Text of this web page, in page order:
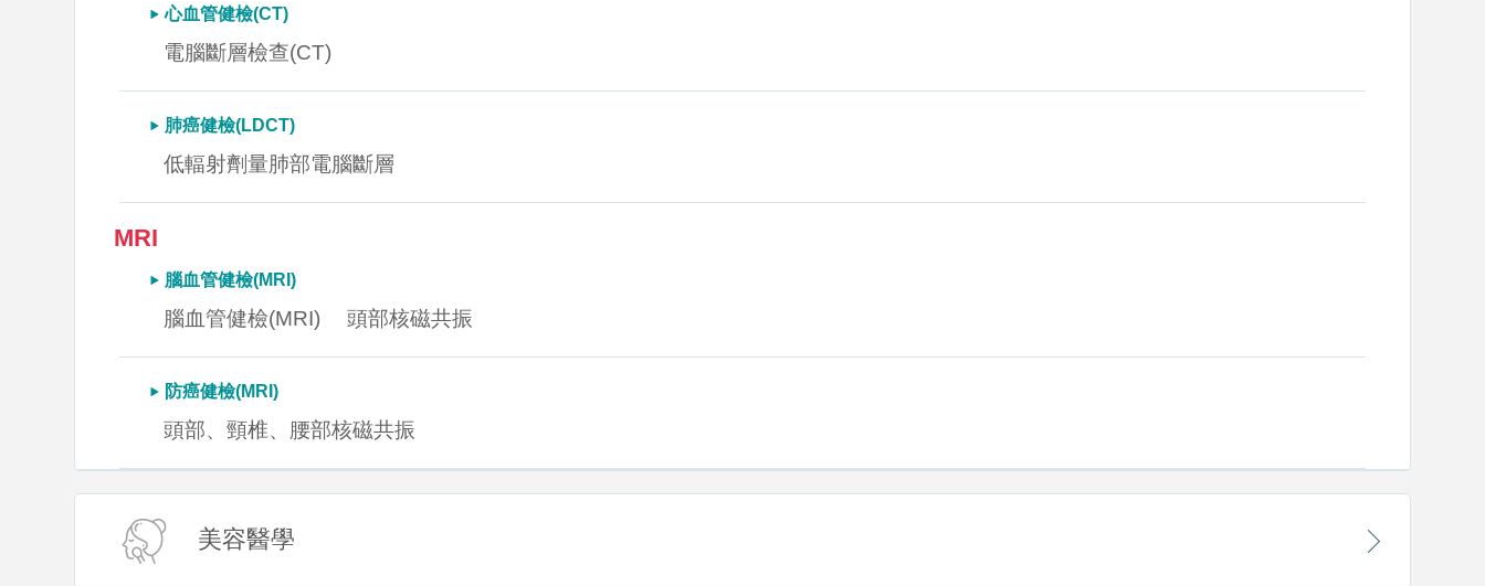
心血管健檢(CT)
電腦斷層檢查(CT)
肺癌健檢(LDCT)
低輻射劑量肺部電腦斷層
MRI
腦血管健檢(MRI)
腦血管健檢(MRI) 頭部核磁共振
防癌健檢(MRI)
頭部、頸椎、腰部核磁共振
美容醫學